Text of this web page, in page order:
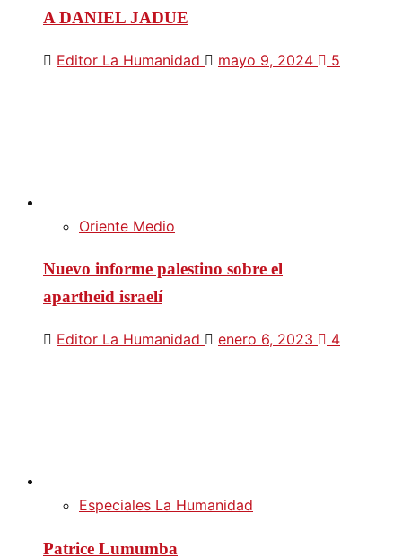
A DANIEL JADUE
Editor La Humanidad mayo 9, 2024 5
Oriente Medio
Nuevo informe palestino sobre el
apartheid israelí
Editor La Humanidad enero 6, 2023 4
Especiales La Humanidad
Patrice Lumumba